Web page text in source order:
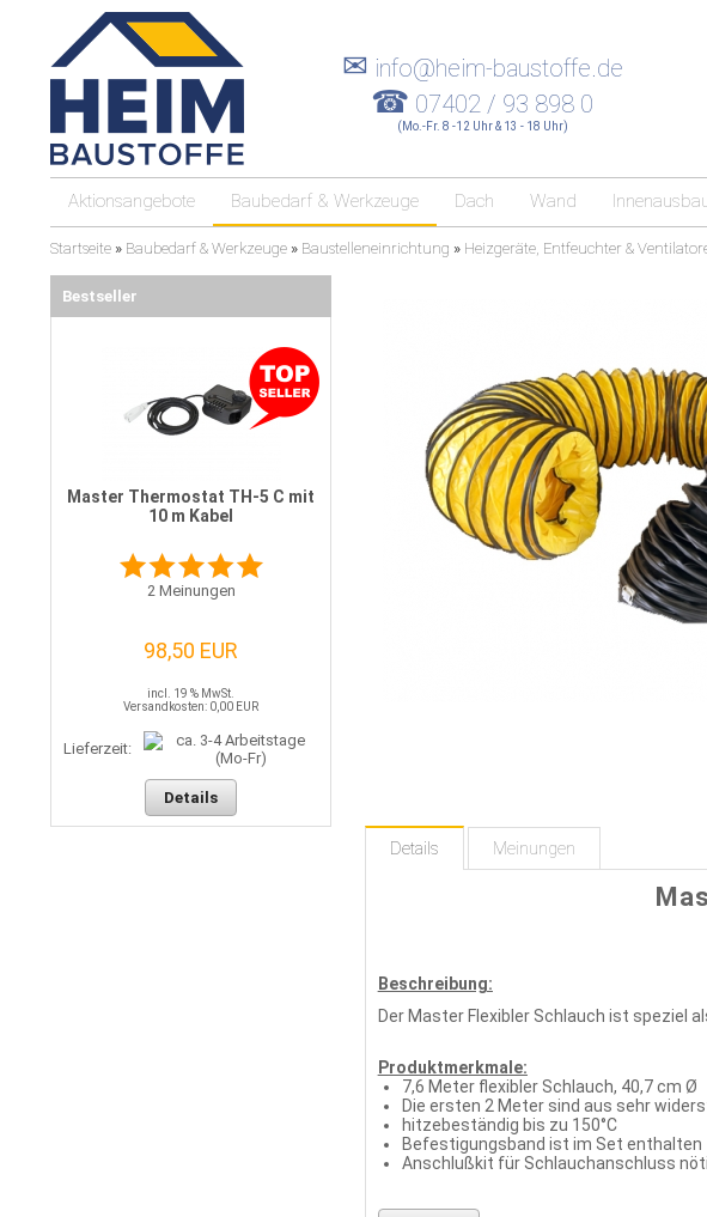
✉ info@heim-baustoffe.de
☎ 07402 / 93 898 0
(Mo.-Fr. 8 -12 Uhr & 13 - 18 Uhr)
Aktionsangebote Baubedarf & Werkzeuge Dach Wand
Startseite » Baubedarf & Werkzeuge » Baustelleneinrichtung » Heizgeräte, Entfeuchter &
Details Meinungen
Beschreibung:
Der Master Flexibler Schlauch ist speziel
Produktmerkmale:
7,6 Meter flexibler Schlauch, 40,7 cm Ø
Die ersten 2 Meter sind aus sehr
hitzebeständig bis zu 150°C
Befestigungsband ist im Set enthalten
Anschlußkit für Schlauchanschluss
Bestseller
Master Thermostat TH-5 C mit
10 m Kabel
2Meinungen
98,50 EUR
incl. 19 % MwSt.
Versandkosten: 0,00 EUR
Lieferzeit:
Details